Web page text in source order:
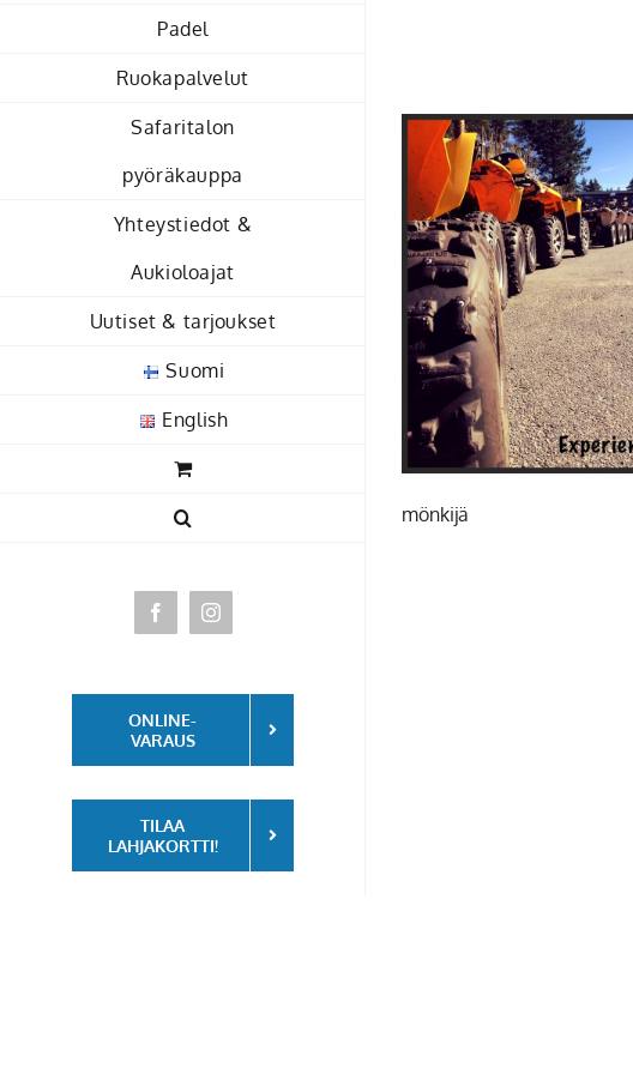
Padel
Ruokapalvelut
Safaritalon
pyöräkauppa
Yhteystiedot &
Aukioloajat
Uutiset & tarjoukset
Suomi
English
FacebookInstagram
ONLINE-
VARAUS
TILAA
LAHJAKORTTI!
mönkijä